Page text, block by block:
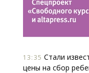
13:35 Стали
цены на сбор